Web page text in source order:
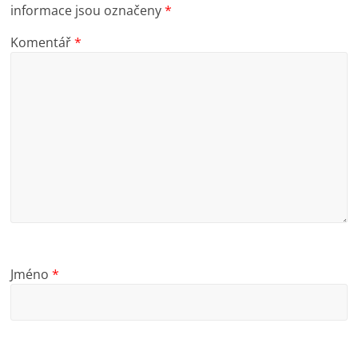
informace jsou označeny*
Komentář*
Jméno*